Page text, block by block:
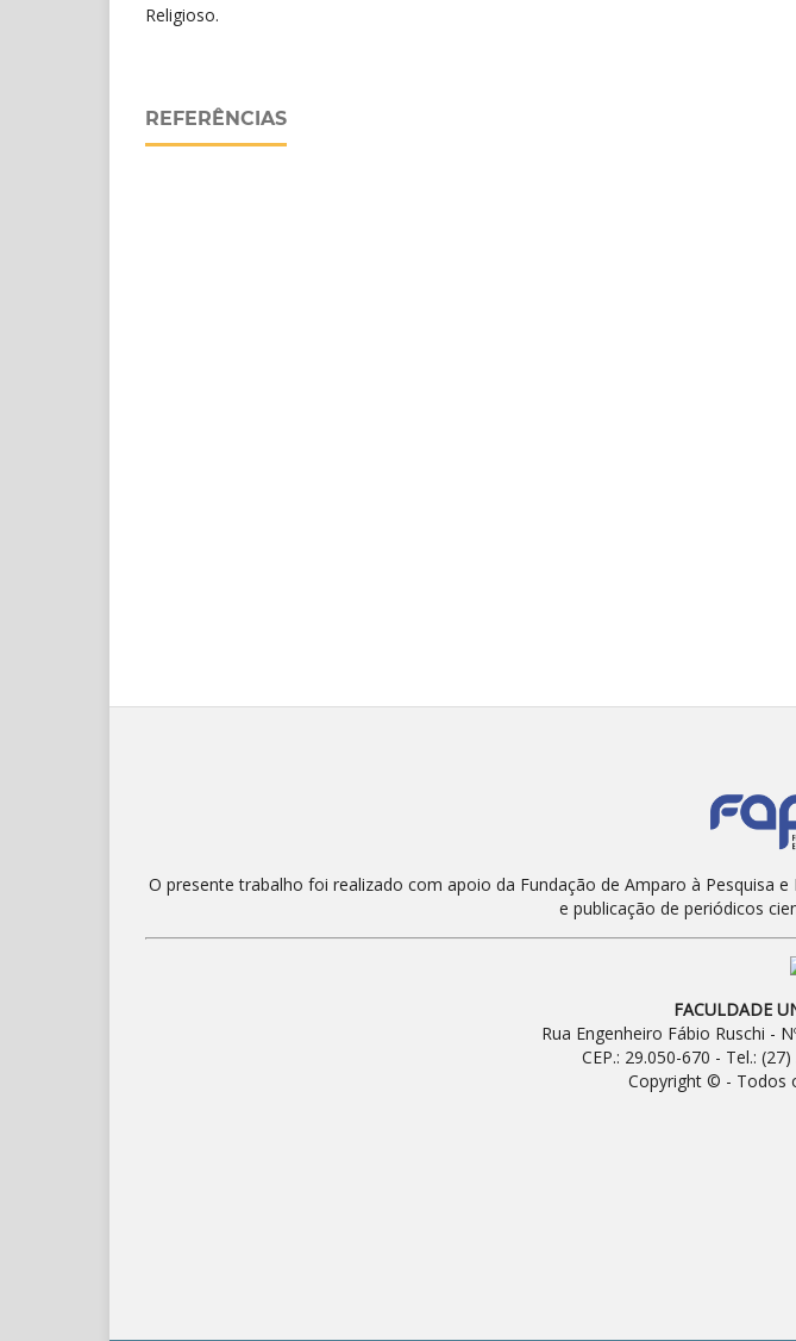
Religioso.
REFERÊNCIAS
O presente trabalho foi realizado com apoio da Fundação de Amparo à Pesquisa
e publicação de periódicos
FACULDADE
Rua Engenheiro Fábio Ruschi -
CEP.: 29.050-670 - Tel.:
Copyright © - Todos